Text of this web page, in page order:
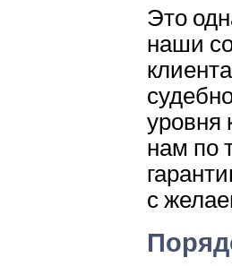
Это
наши
уровня
нам по
с